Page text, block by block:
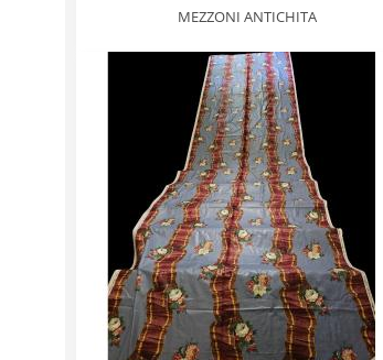
MEZZONI ANTICHITA